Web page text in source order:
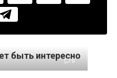
быть интересно
0